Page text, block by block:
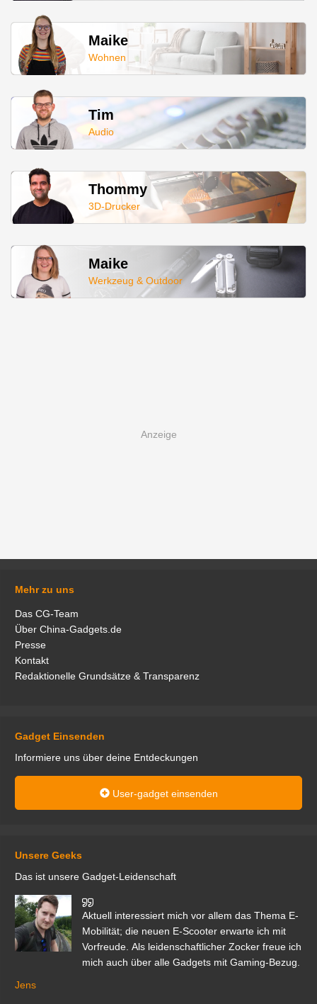
Maike
Wohnen
Tim
Audio
Thommy
3D-Drucker
Maike
Werkzeug & Outdoor
Mehr zu uns
Das CG-Team
Über China-Gadgets.de
Presse
Kontakt
Redaktionelle Grundsätze & Transparenz
Gadget Einsenden
Informiere uns über deine Entdeckungen
User-gadget einsenden
Unsere Geeks
Das ist unsere Gadget-Leidenschaft
Aktuell interessiert mich vor allem das Thema E-
Mobilität; die neuen E-Scooter erwarte ich mit
Vorfreude. Als leidenschaftlicher Zocker freue ich
mich auch über alle Gadgets mit Gaming-Bezug.
Jens